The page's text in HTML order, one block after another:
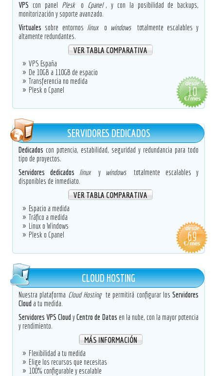
VPS con panel Plesk o Cpanel , y con la posibilidad de backups,
monitorización y soporte avanzado.
Virtuales sobre entornos linux o windows
totalmente escalables y
altamente redundantes.
VER TABLA COMPARATIVA
VPS España
De 10GB a 110GB de espacio
Transferencia no medida
Plesk o Cpanel
SERVIDORES DEDICADOS
Dedicados con potencia, estabilidad, seguridad y redundancia para todo
tipo de proyectos.
Servidores dedicados
linux y windows
totalmente escalables y
disponibles de inmediato.
VER TABLA COMPARATIVA
Espacio a medida
Tráfico a medida
Linux o Windows
Plesk o Cpanel
CLOUD HOSTING
Nuestra plataforma Cloud Hosting te permitirá configurar losServidores
Cloud a tu medida.
Servidores VPS Cloud yCentro de Datos en la nube, con la mayor potencia
y rendimiento.
MÁS INFORMACIÓN
Flexibilidad a tu medida
Elige los recursos que necesitas
100% configurable y escalable